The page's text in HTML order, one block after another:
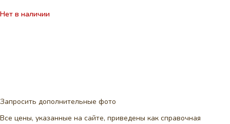
Нет в наличии
Запросить дополнительные фото
Все цены, указанные на сайте, приведены как справочная